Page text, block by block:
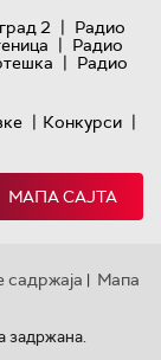
2 | Радио
| Радио
| Радио
| Конкурси |
МАПА САЈТА
садржаја | Мапа
задржана.